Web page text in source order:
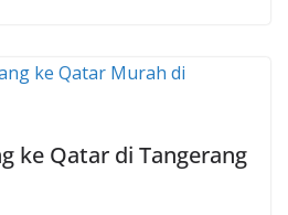
ke Qatar di Tangerang